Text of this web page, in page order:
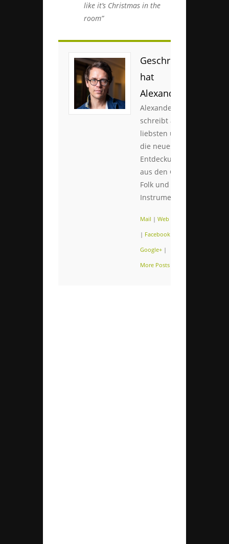
like it’s Christmas in the
room”
Geschrieben
hat
Alexander
Alexander
schreibt am
liebsten über
die neuesten
Entdeckungen
aus den Genres
Folk und
Instrumental.
Mail | Web
| Facebook
Google+ |
More Posts (109)